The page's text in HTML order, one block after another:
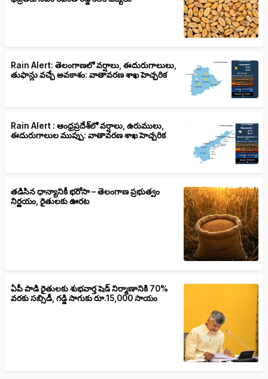
Rain Alert: తెలంగాణలో వర్షాలు, ఈదురుగాలులు,
తుఫాన్లు వచ్చే అవకాశం: వాతావరణ శాఖ హెచ్చరిక
Rain Alert : ఆంధ్రప్రదేశ్‌లో వర్షాలు, ఉరుములు,
ఈదురుగాలుల ముప్పు: వాతావరణ శాఖ హెచ్చరిక
తడిసిన ధాన్యానికీ భరోసా – తెలంగాణ ప్రభుత్వం
నిర్ణయం, రైతులకు ఊరట
ఏపీ పాడి రైతులకు శుభవార్త షెడ్ నిర్మాణానికి 70%
వరకు సబ్సిడీ, గడ్డి సాగుకు రూ.15,000 సాయం